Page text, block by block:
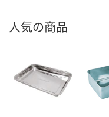
人気の商品